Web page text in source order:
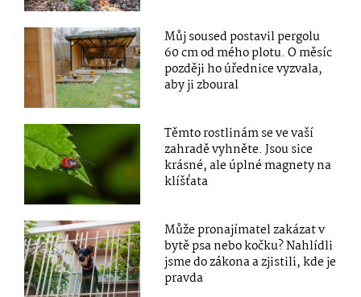
Můj soused postavil pergolu
60 cm od mého plotu. O měsíc
později ho úřednice vyzvala,
aby ji zboural
Těmto rostlinám se ve vaší
zahradě vyhněte. Jsou sice
krásné, ale úplné magnety na
klíšťata
Může pronajímatel zakázat v
bytě psa nebo kočku? Nahlídli
jsme do zákona a zjistili, kde je
pravda